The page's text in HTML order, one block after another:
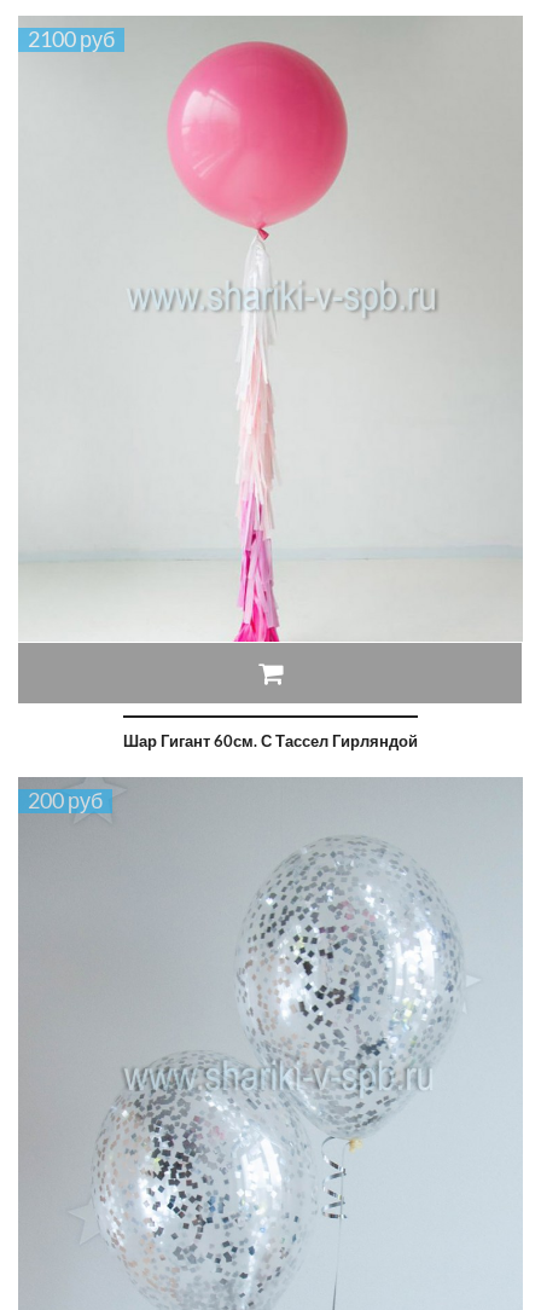
2100 руб
Шар Гигант 60см. С Тассел Гирляндой
200 руб